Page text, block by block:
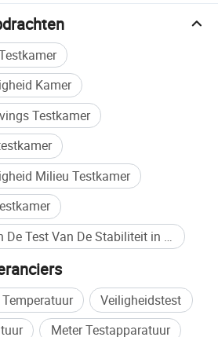
Kamer
Testkamer
Milieu Testkamer
Koop De Kamer Van De Test Van De Stabiliteit in bulk
Veiligheidstest
Meter Testapparatuur